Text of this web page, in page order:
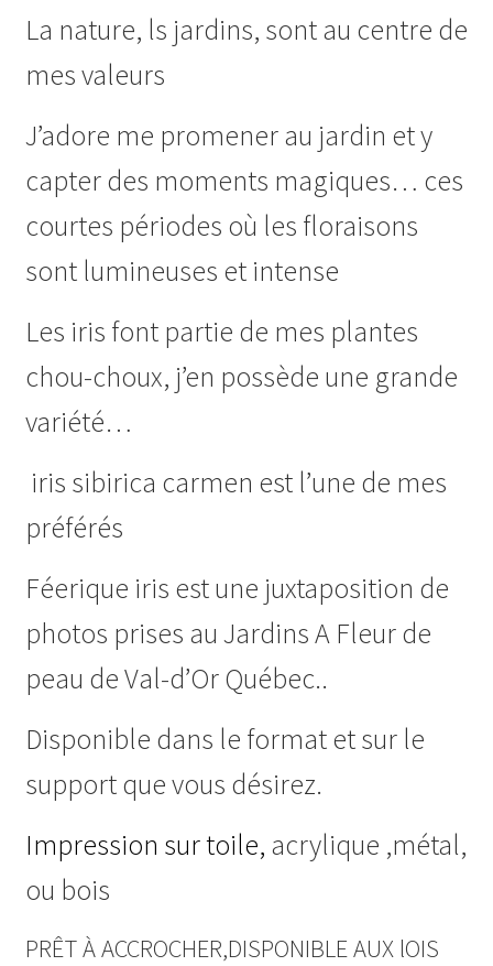
Un peu de moi
unisexe
Vêtements pour Hommes
La nature, ls jardins, sont au centre de
mes valeurs
J’adore me promener au jardin et y
capter des moments magiques… ces
courtes périodes où les floraisons
sont lumineuses et intense
Les iris font partie de mes plantes
chou-choux, j’en possède une grande
variété…
iris sibirica carmen est l’une de mes
préférés
Féerique iris est une juxtaposition de
photos prises au Jardins A Fleur de
peau de Val-d’Or Québec..
Disponible dans le format et sur le
support que vous désirez.
Impression sur toile, acrylique ,métal,
ou bois
PRÊT À ACCROCHER,DISPONIBLE AUX lOIS